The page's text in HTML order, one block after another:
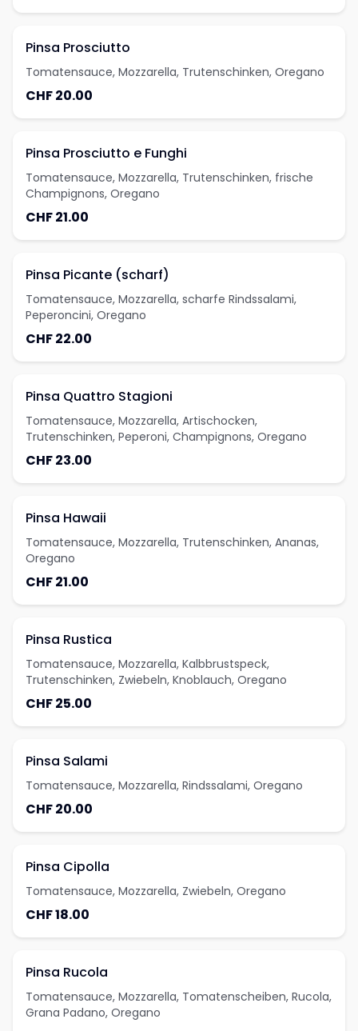
Pinsa Prosciutto
Tomatensauce, Mozzarella, Trutenschinken, Oregano
CHF 20.00
Pinsa Prosciutto e Funghi
Tomatensauce, Mozzarella, Trutenschinken, frische
Champignons, Oregano
CHF 21.00
Pinsa Picante (scharf)
Tomatensauce, Mozzarella, scharfe Rindssalami,
Peperoncini, Oregano
CHF 22.00
Pinsa Quattro Stagioni
Tomatensauce, Mozzarella, Artischocken,
Trutenschinken, Peperoni, Champignons, Oregano
CHF 23.00
Pinsa Hawaii
Tomatensauce, Mozzarella, Trutenschinken, Ananas,
Oregano
CHF 21.00
Pinsa Rustica
Tomatensauce, Mozzarella, Kalbbrustspeck,
Trutenschinken, Zwiebeln, Knoblauch, Oregano
CHF 25.00
Pinsa Salami
Tomatensauce, Mozzarella, Rindssalami, Oregano
CHF 20.00
Pinsa Cipolla
Tomatensauce, Mozzarella, Zwiebeln, Oregano
CHF 18.00
Pinsa Rucola
Tomatensauce, Mozzarella, Tomatenscheiben, Rucola,
Grana Padano, Oregano